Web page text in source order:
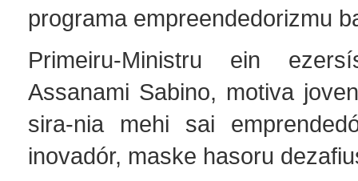
programa empreendedorizmu
Primeiru-Ministru ein
Assanami Sabino, motiva
sira-nia mehi sai
inovadór, maske hasoru